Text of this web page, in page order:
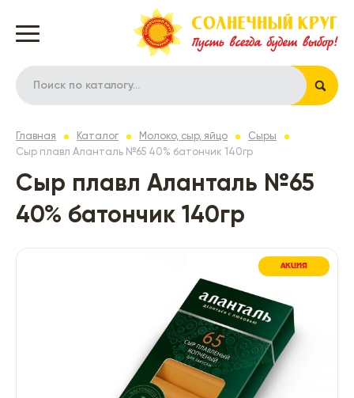
Главная Каталог Молоко, сыр, яйцо
Сыры
Сыр плавл Аланталь №65 40% батончик 140гр
Сыр плавл Аланталь №65
40% батончик 140гр
АКЦИЯ